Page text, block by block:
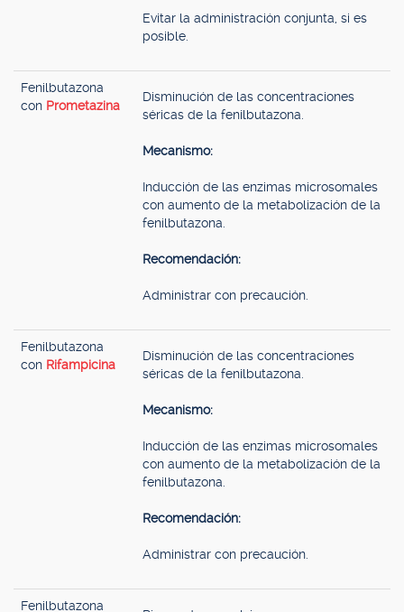
Evitar la administración conjunta, si es
posible.
Fenilbutazona
con Prometazina
Disminución de las concentraciones
séricas de la fenilbutazona.
Mecanismo:
Inducción de las enzimas microsomales
con aumento de la metabolización de la
fenilbutazona.
Recomendación:
Administrar con precaución.
Fenilbutazona
con Rifampicina
Disminución de las concentraciones
séricas de la fenilbutazona.
Mecanismo:
Inducción de las enzimas microsomales
con aumento de la metabolización de la
fenilbutazona.
Recomendación:
Administrar con precaución.
Fenilbutazona